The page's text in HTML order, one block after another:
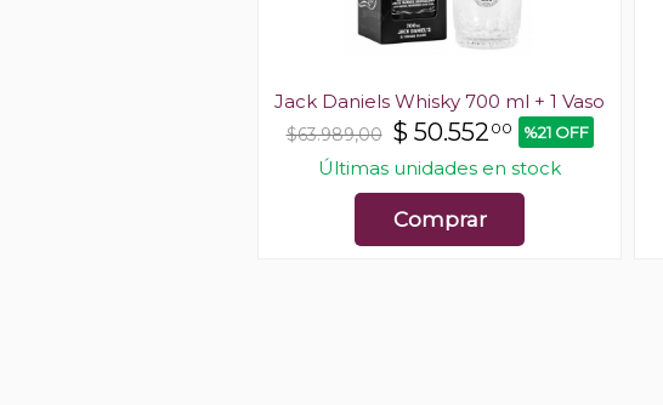
Jack Daniels Whisky 700 ml + 1 Vaso
$63.989,00 $ 50.552 00 %21 OFF
Últimas unidades en stock
Comprar